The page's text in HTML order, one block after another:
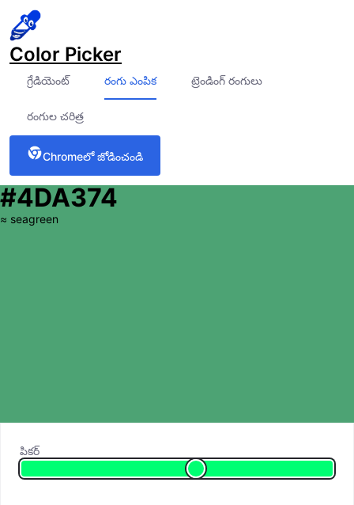
Color Picker
గ్రేడియెంట్ రంగు ఎంపిక ట్రెండింగ్ రంగులు
రంగుల చరిత్ర
Chrome‌లో జోడించండి
#4DA374
≈ seagreen
పికర్